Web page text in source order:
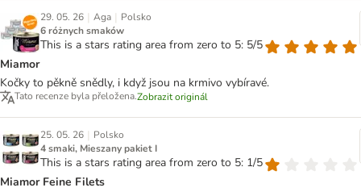
29. 05. 26 | Aga | Polsko
6 różnych smaków
This is a stars rating area from zero to 5: 5/5
Miamor
Kočky to pěkně snědly, i když jsou na krmivo vybíravé.
Tato recenze byla přeložena.Zobrazit originál
25. 05. 26 | Polsko
4 smaki, Mieszany pakiet I
This is a stars rating area from zero to 5: 1/5
Miamor Feine Filets